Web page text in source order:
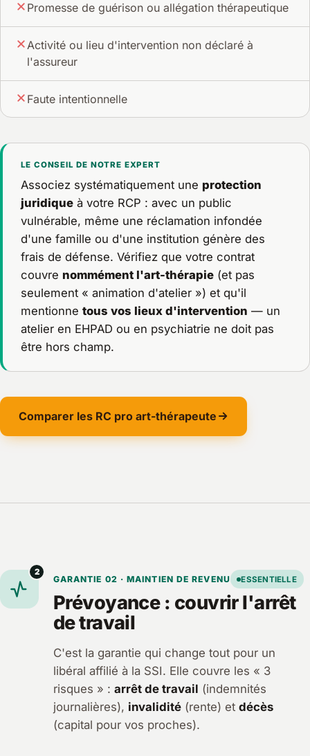
Promesse de guérison ou allégation thérapeutique
Activité ou lieu d'intervention non déclaré à
l'assureur
Faute intentionnelle
LE CONSEIL DE NOTRE EXPERT
Associez systématiquement une protection
juridiqueà votre RCP : avec un public
vulnérable, même une réclamation infondée
d'une famille ou d'une institution génère des
frais de défense. Vérifiez que votre contrat
couvre nommément l'art-thérapie(et pas
seulement « animation d'atelier ») et qu'il
mentionne tous vos lieux d'intervention — un
atelier en EHPAD ou en psychiatrie ne doit pas
être hors champ.
Comparer les RC pro art-thérapeute
2
GARANTIE 02 · MAINTIEN DE REVENU ESSENTIELLE
Prévoyance : couvrir l'arrêt
de travail
C'est la garantie qui change tout pour un
libéral affilié à la SSI. Elle couvre les « 3
risques » : arrêt de travail (indemnités
journalières), invalidité(rente) et décès
(capital pour vos proches).